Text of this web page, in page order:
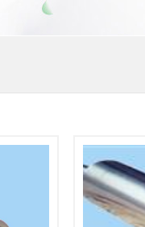
[2025-09-26]